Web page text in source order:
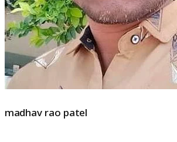
madhav rao patel